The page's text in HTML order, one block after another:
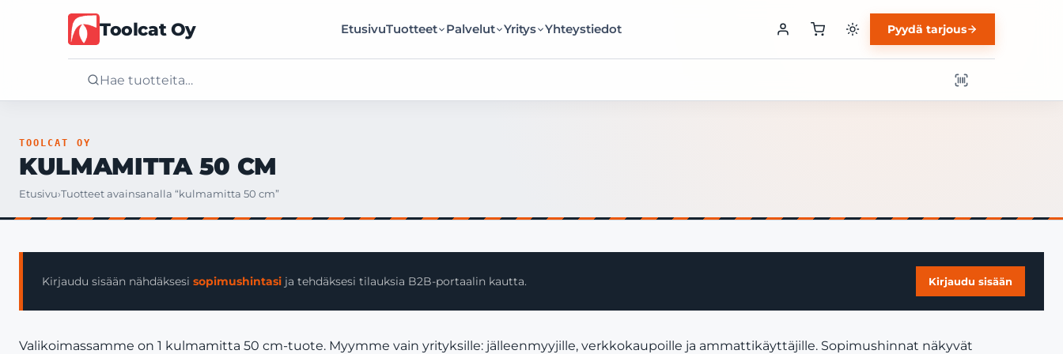
Toolcat Oy EtusivuTuotteet Palvelut Yritys Yhteystiedot Pyydä tarjous
Tuotteet
Yritys
TOOLCAT OY
KULMAMITTA 50 CM
Etusivu›Tuotteet avainsanalla “kulmamitta 50 cm”
Kirjaudu sisään nähdäksesi sopimushintasi ja tehdäksesi tilauksia B2B-portaalin kautta. Kirjaudu sisään
Valikoimassamme on 1 kulmamitta 50 cm-tuote. Myymme vain yrityksille: jälleenmyyjille, verkkokaupoille ja ammattikäyttäjille. Sopimushinnat näkyvät